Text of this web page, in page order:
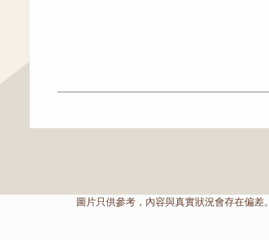
圖片只供參考，內容與真實狀況會存在偏差。